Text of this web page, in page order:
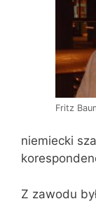
Fritz
niemiecki
Z zawodu